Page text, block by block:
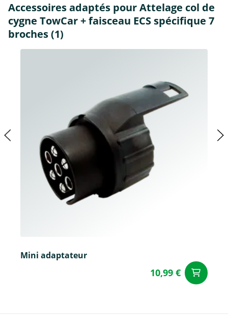
Accessoires adaptés pour Attelage col de
cygne TowCar + faisceau ECS spécifique 7
broches (1)
Mini adaptateur
10,99 €